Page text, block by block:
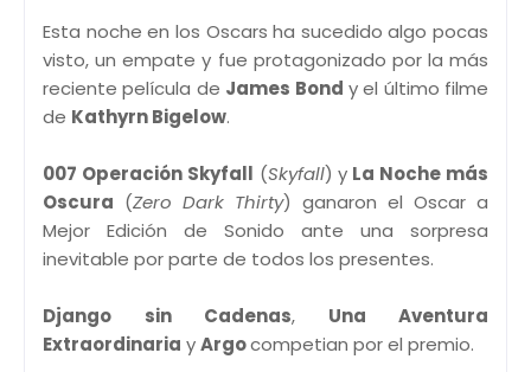
Esta noche en los Oscars ha sucedido algo pocas
visto, un empate y fue protagonizado por la más
reciente película de James Bond y el último filme
de Kathyrn Bigelow.
007 Operación Skyfall (Skyfall) y La Noche más
Oscura (Zero Dark Thirty) ganaron el Oscar a
Mejor Edición de Sonido ante una sorpresa
inevitable por parte de todos los presentes.
Django sin Cadenas, Una Aventura
Extraordinaria yArgocompetian por el premio.